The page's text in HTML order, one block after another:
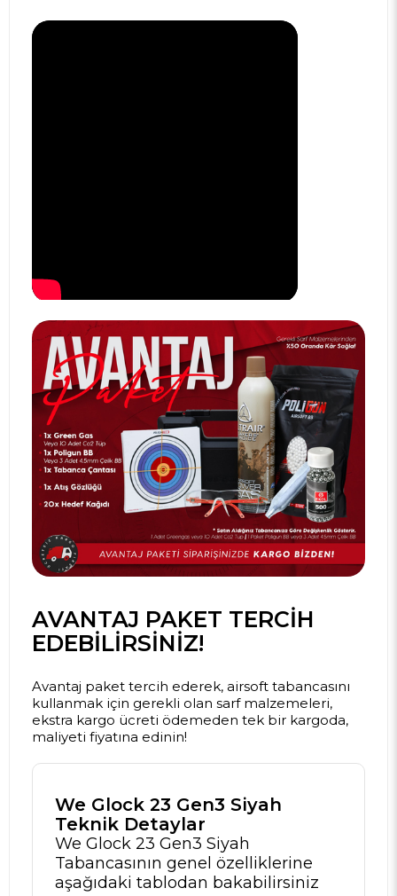
AVANTAJ PAKET TERCIH
EDEBILIRSINIZ!
Avantaj paket tercih ederek, airsoft tabancasını
kullanmak için gerekli olan sarf malzemeleri,
ekstra kargo ücreti ödemeden tek bir kargoda,
maliyeti fiyatına edinin!
We Glock 23 Gen3 Siyah
Teknik Detaylar
We Glock 23 Gen3 Siyah
Tabancasının genel özelliklerine
aşağıdaki tablodan bakabilirsiniz